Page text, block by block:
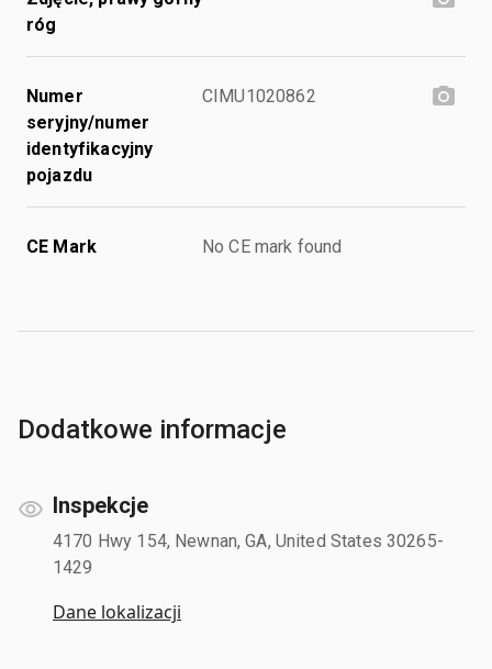
róg
Numer
seryjny/numer
identyfikacyjny
pojazdu
CIMU1020862
CE Mark No CE mark found
Dodatkowe informacje
Inspekcje
4170 Hwy 154, Newnan, GA, United States 30265-
1429
Dane lokalizacji